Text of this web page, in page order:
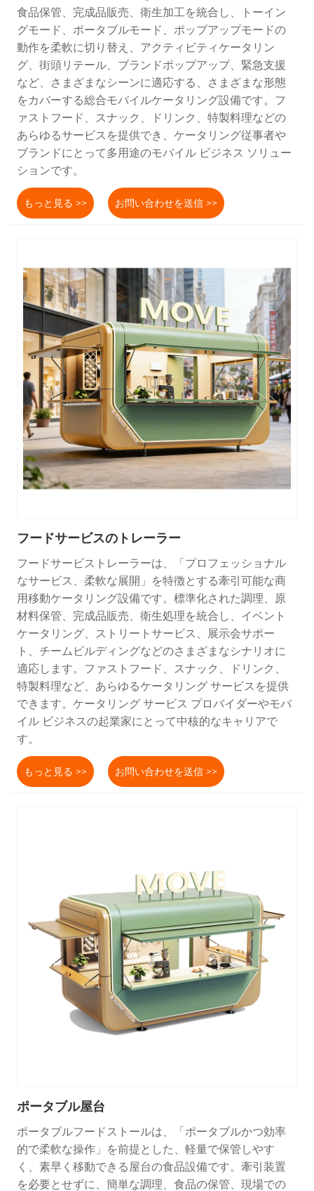
食品保管、完成品販売、衛生加工を統合し、トーイン
グモード、ポータブルモード、ポップアップモードの
動作を柔軟に切り替え、アクティビティケータリン
グ、街頭リテール、ブランドポップアップ、緊急支援
など、さまざまなシーンに適応する、さまざまな形態
をカバーする総合モバイルケータリング設備です。フ
ァストフード、スナック、ドリンク、特製料理などの
あらゆるサービスを提供でき、ケータリング従事者や
ブランドにとって多用途のモバイル ビジネス ソリュー
ションです。
もっと見る >> お問い合わせを送信 >>
フードサービスのトレーラー
フードサービストレーラーは、「プロフェッショナル
なサービス、柔軟な展開」を特徴とする牽引可能な商
用移動ケータリング設備です。標準化された調理、原
材料保管、完成品販売、衛生処理を統合し、イベント
ケータリング、ストリートサービス、展示会サポー
ト、チームビルディングなどのさまざまなシナリオに
適応します。ファストフード、スナック、ドリンク、
特製料理など、あらゆるケータリング サービスを提供
できます。ケータリング サービス プロバイダーやモバ
イル ビジネスの起業家にとって中核的なキャリアで
す。
もっと見る >> お問い合わせを送信 >>
ポータブル屋台
ポータブルフードストールは、「ポータブルかつ効率
的で柔軟な操作」を前提とした、軽量で保管しやす
く、素早く移動できる屋台の食品設備です。牽引装置
を必要とせずに、簡単な調理、食品の保管、現場での